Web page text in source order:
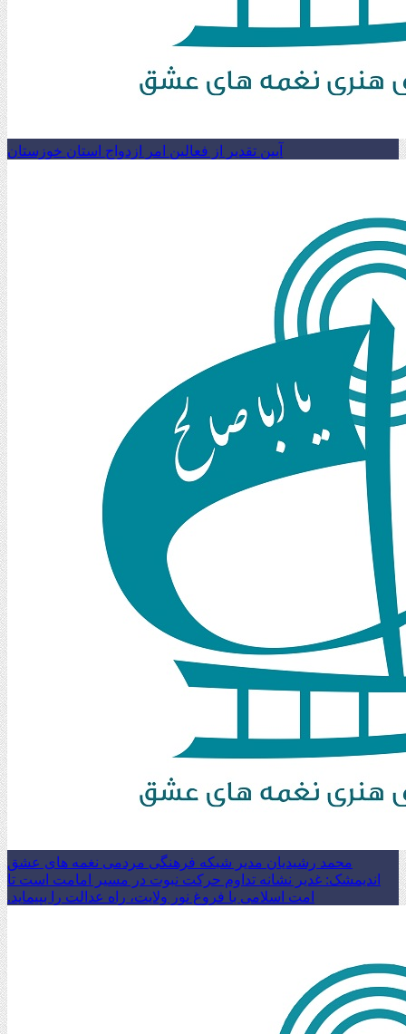
آیین تقدیر از فعالین امر ازدواج استان خوزستان
محمد رشیدیان مدیر شبکه فرهنگی مردمی نغمه های عشق
اندیمشک: غدیر نشانه تداوم حرکت نبوت در مسیر امامت است تا
امت اسلامی با فروغ نور ولایت، راه عدالت را بپیماید.